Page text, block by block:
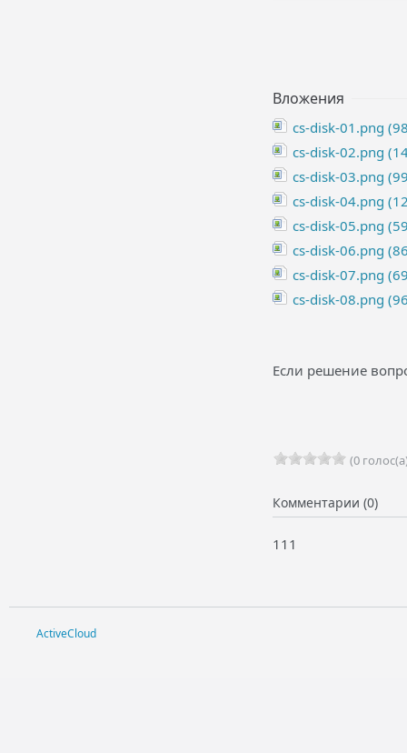
Вложения
cs-disk-01.png
cs-disk-02.png
cs-disk-03.png
cs-disk-04.png
cs-disk-05.png
cs-disk-06.png
cs-disk-07.png
cs-disk-08.png
Если решение
(0
Комментарии (0)
111
ActiveCloud